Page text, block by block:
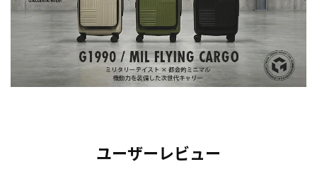
ユーザーレビュー